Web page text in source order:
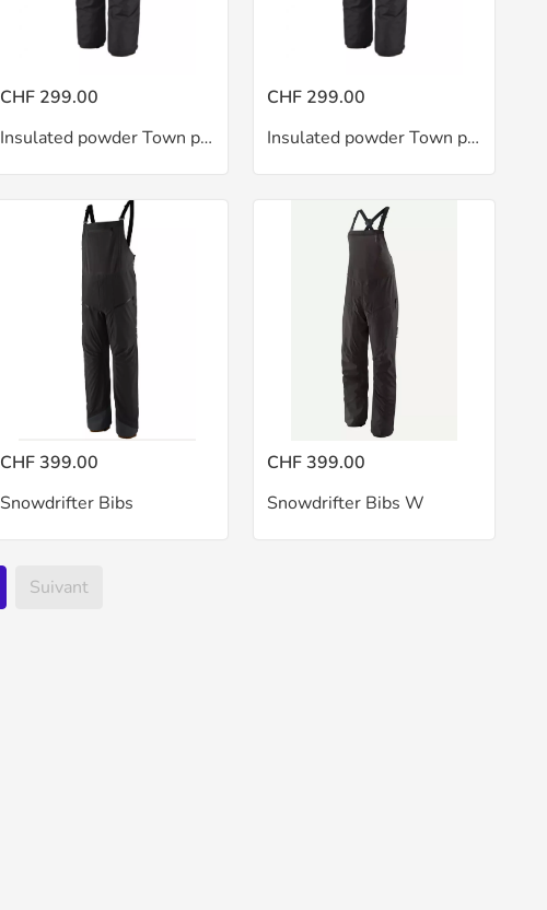
CHF 299.00
Insulated powder Town pant
CHF 299.00
Insulated powder Town pant W
CHF 399.00
Snowdrifter Bibs
CHF 399.00
Snowdrifter Bibs W
Suivant